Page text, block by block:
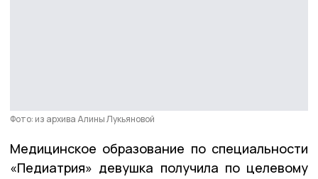
Фото: из архива Алины Лукьяновой
Медицинское образование по специальности
«Педиатрия» девушка получила по целевому